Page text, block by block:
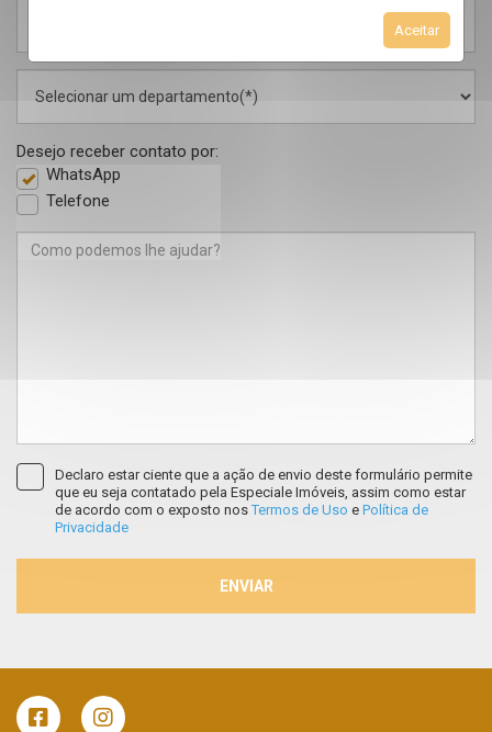
Aceitar
Desejo receber contato por:
WhatsApp
Telefone
Declaro estar ciente que a ação de envio deste formulário permite
que eu seja contatado pela Especiale Imóveis, assim como estar
de acordo com o exposto nosTermos de Uso e Política de
Privacidade
ENVIAR